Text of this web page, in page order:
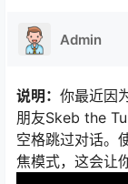
Admin
说明： 你最近因
朋友Skeb the
空格跳过对话。
焦模式，这会让